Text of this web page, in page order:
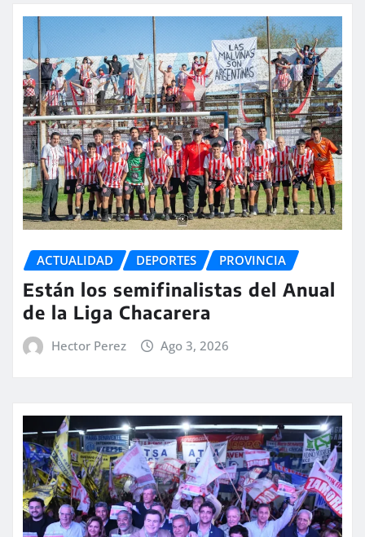
ACTUALIDAD DEPORTES PROVINCIA
Están los semifinalistas del Anual
de la Liga Chacarera
Hector Perez Ago 3, 2026